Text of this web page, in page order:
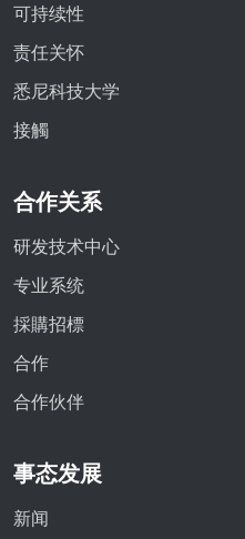
可持续性
责任关怀
悉尼科技大学
接觸
合作关系
研发技术中心
专业系统
採購招標
合作
合作伙伴
事态发展
新闻